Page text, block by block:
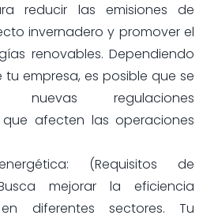
reducir las emisiones de
invernadero y promover el
renovables. Dependiendo
empresa, es posible que se
nuevas regulaciones
afecten las operaciones
(Requisitos de
mejorar la eficiencia
diferentes sectores. Tu